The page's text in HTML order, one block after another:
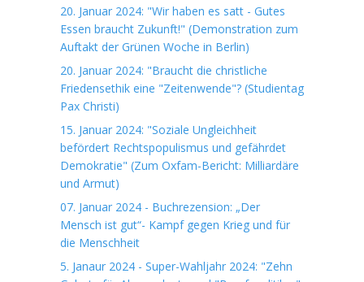
20. Januar 2024: "Wir haben es satt - Gutes
Essen braucht Zukunft!" (Demonstration zum
Auftakt der Grünen Woche in Berlin)
20. Januar 2024: "Braucht die christliche
Friedensethik eine "Zeitenwende"? (Studientag
Pax Christi)
15. Januar 2024: "Soziale Ungleichheit
befördert Rechtspopulismus und gefährdet
Demokratie" (Zum Oxfam-Bericht: Milliardäre
und Armut)
07. Januar 2024 - Buchrezension: „Der
Mensch ist gut“- Kampf gegen Krieg und für
die Menschheit
5. Janaur 2024 - Super-Wahljahr 2024: "Zehn